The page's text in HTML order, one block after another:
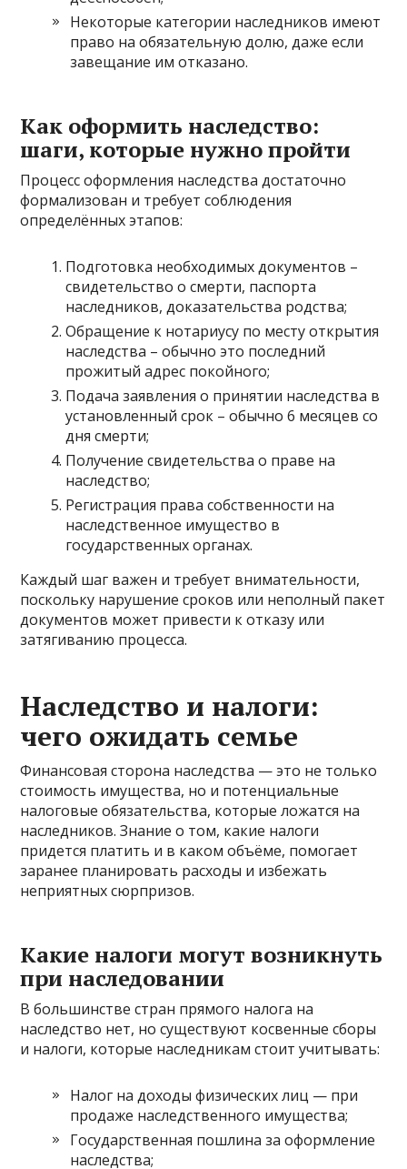
Некоторые категории наследников имеют
право на обязательную долю, даже если
завещание им отказано.
Как оформить наследство:
шаги, которые нужно пройти
Процесс оформления наследства достаточно
формализован и требует соблюдения
определённых этапов:
Подготовка необходимых документов –
свидетельство о смерти, паспорта
наследников, доказательства родства;
Обращение к нотариусу по месту открытия
наследства – обычно это последний
прожитый адрес покойного;
Подача заявления о принятии наследства в
установленный срок – обычно 6 месяцев со
дня смерти;
Получение свидетельства о праве на
наследство;
Регистрация права собственности на
наследственное имущество в
государственных органах.
Каждый шаг важен и требует внимательности,
поскольку нарушение сроков или неполный пакет
документов может привести к отказу или
затягиванию процесса.
Наследство и налоги:
чего ожидать семье
Финансовая сторона наследства — это не только
стоимость имущества, но и потенциальные
налоговые обязательства, которые ложатся на
наследников. Знание о том, какие налоги
придется платить и в каком объёме, помогает
заранее планировать расходы и избежать
неприятных сюрпризов.
Какие налоги могут возникнуть
при наследовании
В большинстве стран прямого налога на
наследство нет, но существуют косвенные сборы
и налоги, которые наследникам стоит учитывать:
Налог на доходы физических лиц — при
продаже наследственного имущества;
Государственная пошлина за оформление
наследства;